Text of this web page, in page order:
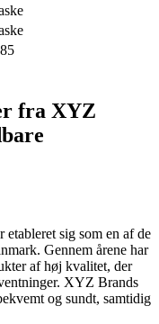
fra XYZ
sig som en af de
Gennem årene har
af høj kvalitet, der
XYZ Brands
og sundt, samtidig